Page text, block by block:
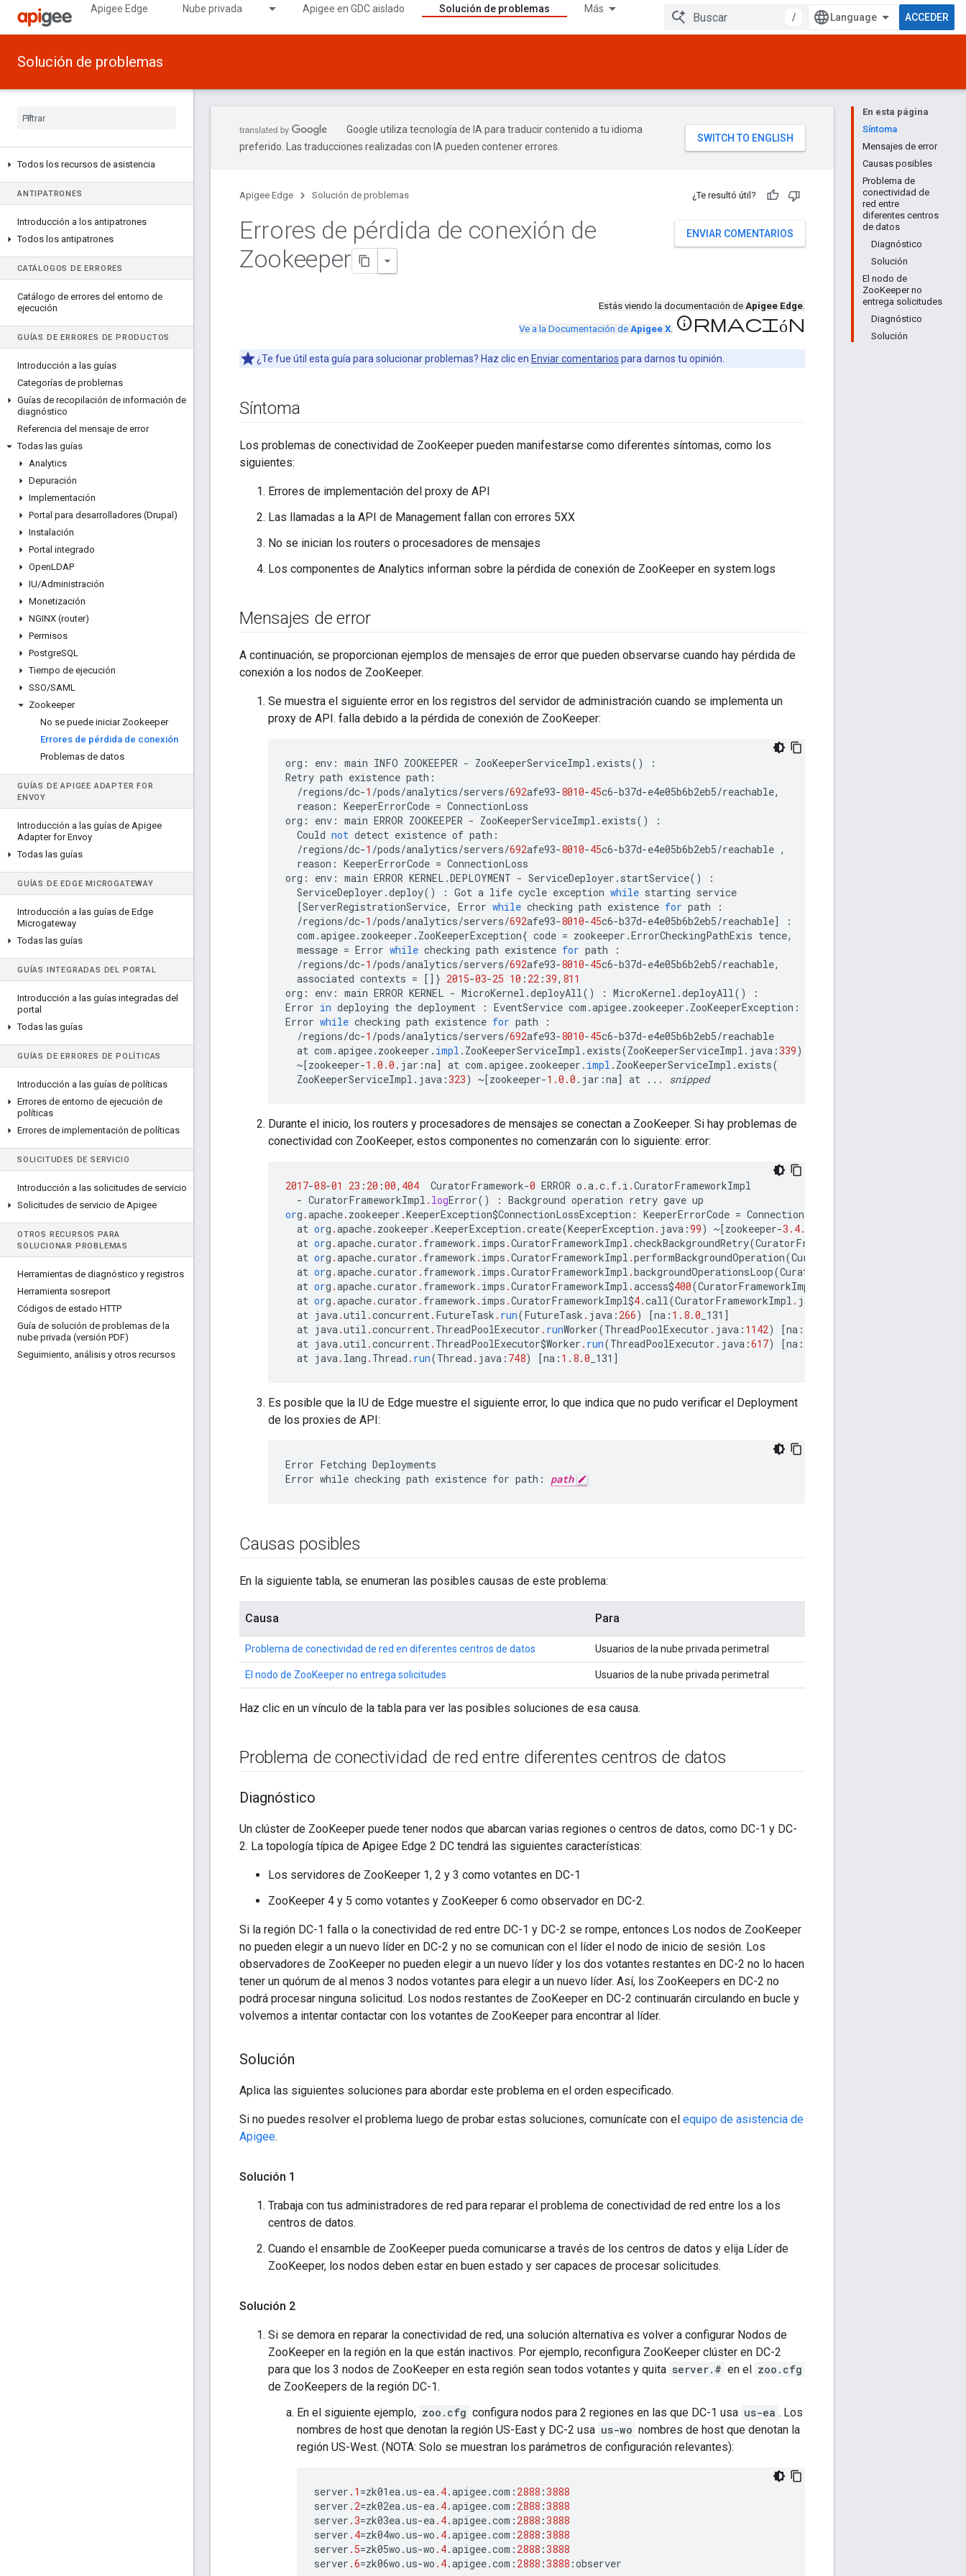
Apigee Edge Nube privada Apigee en GDC aislado Solución de problemas Más
/ ACCEDER
Solución de problemas
Todos los recursos de asistencia
ANTIPATRONES
Introducción a los antipatrones
Todos los antipatrones
CATÁLOGOS DE ERRORES
Catálogo de errores del entorno de
ejecución
GUÍAS DE ERRORES DE PRODUCTOS
Introducción a las guías
Categorías de problemas
Guías de recopilación de información de
diagnóstico
Referencia del mensaje de error
Todas las guías
Analytics
Depuración
Implementación
Portal para desarrolladores (Drupal)
Instalación
Portal integrado
OpenLDAP
IU/Administración
Monetización
NGINX (router)
Permisos
PostgreSQL
Tiempo de ejecución
SSO/SAML
Zookeeper
No se puede iniciar Zookeeper
Errores de pérdida de conexión
Problemas de datos
GUÍAS DE APIGEE ADAPTER FOR
ENVOY
Introducción a las guías de Apigee
Adapter for Envoy
Todas las guías
GUÍAS DE EDGE MICROGATEWAY
Introducción a las guías de Edge
Microgateway
Todas las guías
GUÍAS INTEGRADAS DEL PORTAL
Introducción a las guías integradas del
portal
Todas las guías
GUÍAS DE ERRORES DE POLÍTICAS
Introducción a las guías de políticas
Errores de entorno de ejecución de
políticas
Errores de implementación de políticas
SOLICITUDES DE SERVICIO
Introducción a las solicitudes de servicio
Solicitudes de servicio de Apigee
OTROS RECURSOS PARA
SOLUCIONAR PROBLEMAS
Herramientas de diagnóstico y registros
Herramienta sosreport
Códigos de estado HTTP
Guía de solución de problemas de la
nube privada (versión PDF)
Seguimiento, análisis y otros recursos
En esta página
Síntoma
Mensajes de error
Causas posibles
Problema de
conectividad de
red entre
diferentes centros
de datos
Diagnóstico
Solución
El nodo de
ZooKeeper no
entrega solicitudes
Diagnóstico
Solución
Google utiliza tecnología de IA para traducir contenido a tu idioma
preferido. Las traducciones realizadas con IA pueden contener errores.
Apigee Edge Solución de problemas ¿Te resultó útil?
ENVIAR COMENTARIOS
Errores de pérdida de conexión de
Zookeeper
Estás viendo la documentación de Apigee Edge.
Ve a la Documentación de Apigee X. información
¿Te fue útil esta guía para solucionar problemas? Haz clic en Enviar comentarios para darnos tu opinión.
Síntoma
Los problemas de conectividad de ZooKeeper pueden manifestarse como diferentes síntomas, como los
siguientes:
Errores de implementación del proxy de API
Las llamadas a la API de Management fallan con errores 5XX
No se inician los routers o procesadores de mensajes
Los componentes de Analytics informan sobre la pérdida de conexión de ZooKeeper en system.logs
Mensajes de error
A continuación, se proporcionan ejemplos de mensajes de error que pueden observarse cuando hay pérdida de
conexión a los nodos de ZooKeeper.
Se muestra el siguiente error en los registros del servidor de administración cuando se implementa un
proxy de API. falla debido a la pérdida de conexión de ZooKeeper:
org : env : main INFO ZOOKEEPER - ZooKeeperServiceImpl . exists()
:
Retry path existence path :
/regions/dc-1 /pods/analytics/servers/692afe93-8010-45c6-b37d-e4e05b6b2eb5/reachable,
reason : KeeperErrorCode = ConnectionLoss
org : env : main ERROR ZOOKEEPER - ZooKeeperServiceImpl . exists()
:
Could not detect existence of path :
/regions/dc-1 /pods/analytics/servers/692afe93-8010-45c6-b37d-e4e05b6b2eb5/reachable ,
reason : KeeperErrorCode = ConnectionLoss
org : env : main ERROR KERNEL .DEPLOYMENT - ServiceDeployer . startService()
:
ServiceDeployer .deploy() : Got a life cycle exception while starting service
[ServerRegistrationService, Error while checking path existence for path
:
/regions/dc-1 /pods/analytics/servers/692afe93-8010-45c6-b37d-e4e05b6b2eb5/reachable]
:
com .apigee. zookeeper . ZooKeeperException{ code = zookeeper .ErrorCheckingPathExis tence,
message = Error while checking path existence for path
:
/regions/dc-1 /pods/analytics/servers/692afe93-8010-45c6-b37d-e4e05b6b2eb5/reachable,
associated contexts = []} 2015-03-25 10 : 22 :39, 811
org : env : main ERROR KERNEL - MicroKernel .deployAll() : MicroKernel .deployAll()
:
Error in deploying the deployment : EventService com .apigee. zookeeper . ZooKeeperException :
Error while checking path existence for path
:
/regions/dc-1 /pods/analytics/servers/692afe93-8010-45c6-b37d-e4e05b6b2eb5/reachable
at com .apigee. zookeeper . impl . ZooKeeperServiceImpl . exists(ZooKeeperServiceImpl . java :339)
~[zookeeper-1.0.0 . jar :na] at com .apigee. zookeeper . impl . ZooKeeperServiceImpl . exists(
ZooKeeperServiceImpl . java :323) ~[zookeeper-1.0.0 . jar :na] at ... snipped
Durante el inicio, los routers y procesadores de mensajes se conectan a ZooKeeper. Si hay problemas de
conectividad con ZooKeeper, estos componentes no comenzarán con lo siguiente: error:
2017-08-01 23 : 20 :00, 404 CuratorFramework-0 ERROR o .a.c. f. i .CuratorFrameworkImpl
- CuratorFrameworkImpl . logError() : Background operation retry gave up
org .apache. zookeeper .KeeperException$ConnectionLossException : KeeperErrorCode = ConnectionLoss
at org .apache. zookeeper .KeeperException .create(KeeperException . java :99) ~[zookeeper-3.4.6.
at org .apache.curator . framework . imps .CuratorFrameworkImpl .checkBackgroundRetry(CuratorFrameworkImpl
at org .apache.curator . framework . imps .CuratorFrameworkImpl .performBackgroundOperation(CuratorFrameworkImpl
at org .apache.curator . framework . imps .CuratorFrameworkImpl .backgroundOperationsLoop(CuratorFrameworkImpl
at org .apache.curator . framework . imps .CuratorFrameworkImpl .access$400(CuratorFrameworkImpl
at org .apache.curator . framework . imps .CuratorFrameworkImpl$4.call(CuratorFrameworkImpl . java
at java.util .concurrent. FutureTask . run(FutureTask . java : 266) [na : 1.8.0 _131 ]
at java.util .concurrent. ThreadPoolExecutor . runWorker(ThreadPoolExecutor . java : 1142) [na :
at java.util .concurrent. ThreadPoolExecutor$Worker . run(ThreadPoolExecutor . java :617) [na :
at java. lang . Thread . run(Thread . java : 748) [na : 1.8.0 _131 ]
Es posible que la IU de Edge muestre el siguiente error, lo que indica que no pudo verificar el Deployment
de los proxies de API:
Error Fetching Deployments
Error while checking path existence for path: path
Causas posibles
En la siguiente tabla, se enumeran las posibles causas de este problema:
Causa Para
Problema de conectividad de red en diferentes centros de datos Usuarios de la nube privada perimetral
El nodo de ZooKeeper no entrega solicitudes Usuarios de la nube privada perimetral
Haz clic en un vínculo de la tabla para ver las posibles soluciones de esa causa.
Problema de conectividad de red entre diferentes centros de datos
Diagnóstico
Un clúster de ZooKeeper puede tener nodos que abarcan varias regiones o centros de datos, como DC-1 y DC-
2. La topología típica de Apigee Edge 2 DC tendrá las siguientes características:
Los servidores de ZooKeeper 1, 2 y 3 como votantes en DC-1
ZooKeeper 4 y 5 como votantes y ZooKeeper 6 como observador en DC-2.
Si la región DC-1 falla o la conectividad de red entre DC-1 y DC-2 se rompe, entonces Los nodos de ZooKeeper
no pueden elegir a un nuevo líder en DC-2 y no se comunican con el líder el nodo de inicio de sesión. Los
observadores de ZooKeeper no pueden elegir a un nuevo líder y los dos votantes restantes en DC-2 no lo hacen
tener un quórum de al menos 3 nodos votantes para elegir a un nuevo líder. Así, los ZooKeepers en DC-2 no
podrá procesar ninguna solicitud. Los nodos restantes de ZooKeeper en DC-2 continuarán circulando en bucle y
volvemos a intentar contactar con los votantes de ZooKeeper para encontrar al líder.
Solución
Aplica las siguientes soluciones para abordar este problema en el orden especificado.
Si no puedes resolver el problema luego de probar estas soluciones, comunícate con el equipo de asistencia de
Apigee.
Solución 1
Trabaja con tus administradores de red para reparar el problema de conectividad de red entre los a los
centros de datos.
Cuando el ensamble de ZooKeeper pueda comunicarse a través de los centros de datos y elija Líder de
ZooKeeper, los nodos deben estar en buen estado y ser capaces de procesar solicitudes.
Solución 2
Si se demora en reparar la conectividad de red, una solución alternativa es volver a configurar Nodos de
ZooKeeper en la región en la que están inactivos. Por ejemplo, reconfigura ZooKeeper clúster en DC-2
para que los 3 nodos de ZooKeeper en esta región sean todos votantes y quita server.# en el zoo.cfg
de ZooKeepers de la región DC-1.
En el siguiente ejemplo, zoo.cfg configura nodos para 2 regiones en las que DC-1 usa us-ea . Los
nombres de host que denotan la región US-East y DC-2 usa us-wo nombres de host que denotan la
región US-West. (NOTA: Solo se muestran los parámetros de configuración relevantes):
server .1 =zk01ea.us-ea.4.apigee.com : 2888 :3888
server .2=zk02ea.us-ea.4.apigee.com : 2888 :3888
server .3=zk03ea.us-ea.4.apigee.com : 2888 :3888
server .4=zk04wo .us-wo .4.apigee.com : 2888 :3888
server .5=zk05wo .us-wo .4.apigee.com : 2888 :3888
server .6=zk06wo .us-wo .4.apigee.com : 2888 :3888 :observer